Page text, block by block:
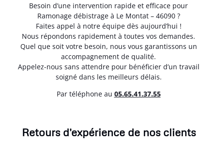
Besoin d’une intervention rapide et efficace pour
Ramonage débistrage à Le Montat – 46090 ?
Faites appel à notre équipe dès aujourd’hui !
Nous répondons rapidement à toutes vos demandes.
Quel que soit votre besoin, nous vous garantissons un
accompagnement de qualité.
Appelez-nous sans attendre pour bénéficier d’un travail
soigné dans les meilleurs délais.
Par téléphone au 05.65.41.37.55
Retours d'expérience de nos clients